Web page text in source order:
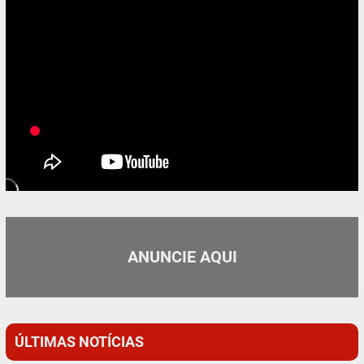
ANUNCIE AQUI
ÚLTIMAS NOTÍCIAS